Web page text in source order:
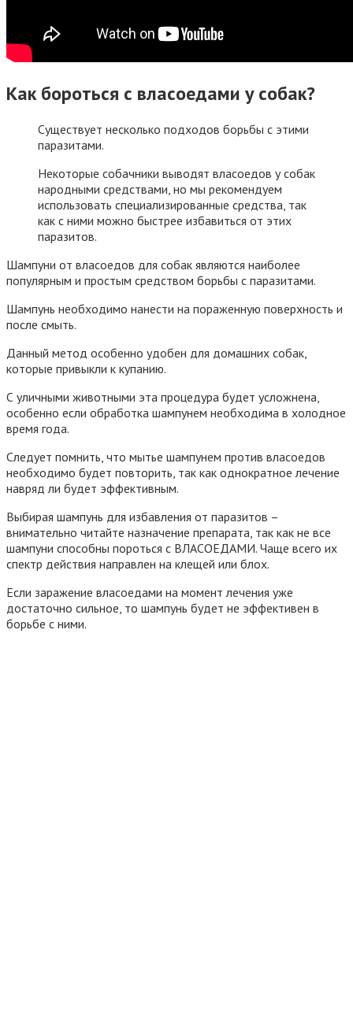
Как бороться с власоедами у собак?
Существует несколько подходов борьбы с этими
паразитами.
Некоторые собачники выводят власоедов у собак
народными средствами, но мы рекомендуем
использовать специализированные средства, так
как с ними можно быстрее избавиться от этих
паразитов.
Шампуни от власоедов для собак являются наиболее
популярным и простым средством борьбы с паразитами.
Шампунь необходимо нанести на пораженную поверхность и
после смыть.
Данный метод особенно удобен для домашних собак,
которые привыкли к купанию.
С уличными животными эта процедура будет усложнена,
особенно если обработка шампунем необходима в холодное
время года.
Следует помнить, что мытье шампунем против власоедов
необходимо будет повторить, так как однократное лечение
навряд ли будет эффективным.
Выбирая шампунь для избавления от паразитов –
внимательно читайте назначение препарата, так как не все
шампуни способны пороться с ВЛАСОЕДАМИ. Чаще всего их
спектр действия направлен на клещей или блох.
Если заражение власоедами на момент лечения уже
достаточно сильное, то шампунь будет не эффективен в
борьбе с ними.